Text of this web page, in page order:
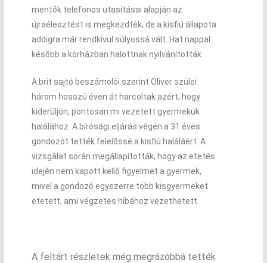
mentők telefonos utasításai alapján az
újraélesztést is megkezdték, de a kisfiú állapota
addigra már rendkívül súlyossá vált. Hat nappal
később a kórházban halottnak nyilvánították.
A brit sajtó beszámolói szerint Oliver szülei
három hosszú éven át harcoltak azért, hogy
kiderüljön, pontosan mi vezetett gyermekük
halálához. A bírósági eljárás végén a 31 éves
gondozót tették felelőssé a kisfiú haláláért. A
vizsgálat során megállapították, hogy az etetés
idején nem kapott kellő figyelmet a gyermek,
mivel a gondozó egyszerre több kisgyermeket
etetett, ami végzetes hibához vezethetett.
A feltárt részletek még megrázóbbá tették